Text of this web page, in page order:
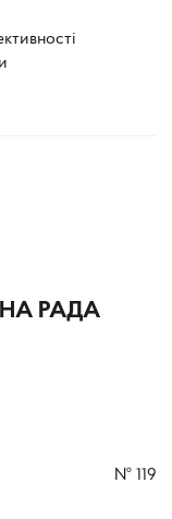
РАДА
№ 119